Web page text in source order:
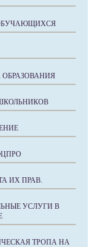
ИХ ПРАВ.
УСЛУГИ В
ТРОПА НА